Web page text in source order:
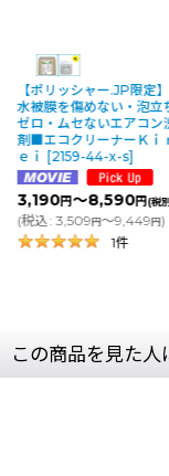
ち
洗
ｒ
マルチホッパー - 天
天吊業務用エアコ
ート [1690-33-10-
1)_MH01]
12,190円(税別)
(税込: 13,409
この商品を見た